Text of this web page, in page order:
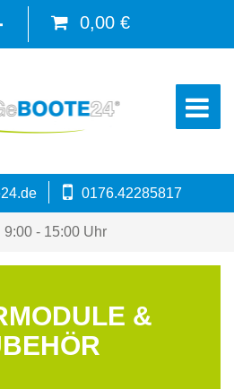
0,00 €
☰
0176.42285817
9:00 - 15:00 Uhr
&